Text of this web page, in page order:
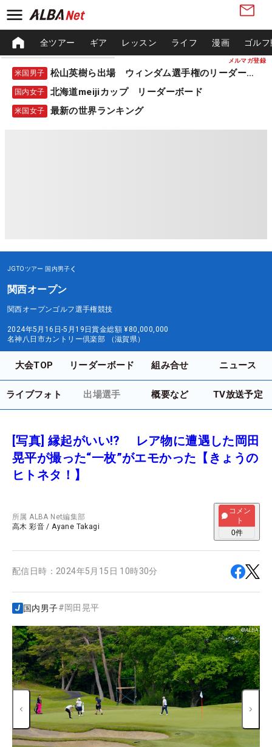
メルマガ登録
全ツアー ギア レッスン ライフ 漫画 ゴル
米国男子 松山英樹ら出場 ウィンダム選手権のリーダーボード
国内女子 北海道meijiカップ リーダーボード
米国女子 最新の世界ランキング
JGTOツアー 国内男子
関西オープン
関西オープンゴルフ選手権競技
2024年5月16日-5月19日賞金総額 ¥80,000,000
名神八日市カントリー倶楽部 （滋賀県）
大会TOP リーダーボード 組み合せ ニュース
ライブフォト 出場選手 概要など TV放送予定
[写真] 縁起がいい!? レア物に遭遇した岡田
晃平が撮った“一枚”がエモかった【きょうの
ヒトネタ！】
所属ALBA Net編集部
高木 彩音 /Ayane Takagi
コメン
ト
0件
配信日時： 2024年5月15日 10時30分
国内男子#岡田晃平